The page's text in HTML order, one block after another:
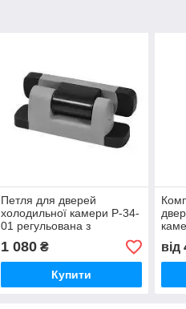
Петля для дверей
холодильної камери Р-34-
01 регульована з
мікроліфтом сіра-чорна
1 080₴
Купити
від